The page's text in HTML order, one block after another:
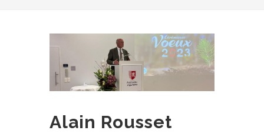
Alain Rousset